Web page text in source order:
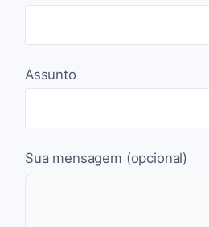
Assunto
Sua mensagem (opcional)